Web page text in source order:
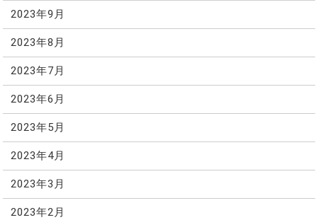
2023年9月
2023年8月
2023年7月
2023年6月
2023年5月
2023年4月
2023年3月
2023年2月